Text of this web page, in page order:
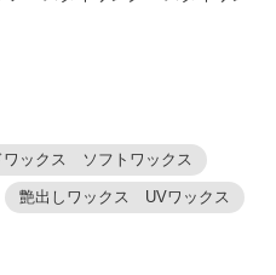
ワックス ソフトワックス
艶出しワックス UVワックス